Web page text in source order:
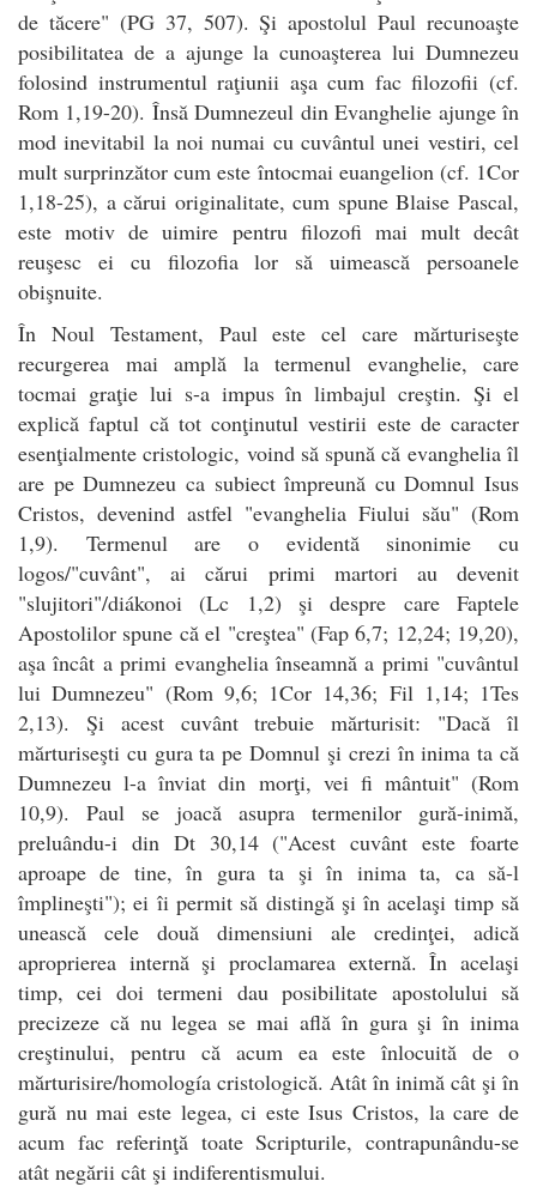
de tăcere" (PG 37, 507). Şi apostolul Paul recunoaşte
posibilitatea de a ajunge la cunoaşterea lui Dumnezeu
folosind instrumentul raţiunii aşa cum fac filozofii (cf.
Rom 1,19-20). Însă Dumnezeul din Evanghelie ajunge în
mod inevitabil la noi numai cu cuvântul unei vestiri, cel
mult surprinzător cum este întocmai euangelion (cf. 1Cor
1,18-25), a cărui originalitate, cum spune Blaise Pascal,
este motiv de uimire pentru filozofi mai mult decât
reuşesc ei cu filozofia lor să uimească persoanele
obişnuite.
În Noul Testament, Paul este cel care mărturiseşte
recurgerea mai amplă la termenul evanghelie, care
tocmai graţie lui s-a impus în limbajul creştin. Şi el
explică faptul că tot conţinutul vestirii este de caracter
esenţialmente cristologic, voind să spună că evanghelia îl
are pe Dumnezeu ca subiect împreună cu Domnul Isus
Cristos, devenind astfel "evanghelia Fiului său" (Rom
1,9). Termenul are o evidentă sinonimie cu
logos/"cuvânt", ai cărui primi martori au devenit
"slujitori"/diákonoi (Lc 1,2) şi despre care Faptele
Apostolilor spune că el "creştea" (Fap 6,7; 12,24; 19,20),
aşa încât a primi evanghelia înseamnă a primi "cuvântul
lui Dumnezeu" (Rom 9,6; 1Cor 14,36; Fil 1,14; 1Tes
2,13). Şi acest cuvânt trebuie mărturisit: "Dacă îl
mărturiseşti cu gura ta pe Domnul şi crezi în inima ta că
Dumnezeu l-a înviat din morţi, vei fi mântuit" (Rom
10,9). Paul se joacă asupra termenilor gură-inimă,
preluându-i din Dt 30,14 ("Acest cuvânt este foarte
aproape de tine, în gura ta şi în inima ta, ca să-l
împlineşti"); ei îi permit să distingă şi în acelaşi timp să
unească cele două dimensiuni ale credinţei, adică
aproprierea internă şi proclamarea externă. În acelaşi
timp, cei doi termeni dau posibilitate apostolului să
precizeze că nu legea se mai află în gura şi în inima
creştinului, pentru că acum ea este înlocuită de o
mărturisire/homología cristologică. Atât în inimă cât şi în
gură nu mai este legea, ci este Isus Cristos, la care de
acum fac referinţă toate Scripturile, contrapunându-se
atât negării cât şi indiferentismului.